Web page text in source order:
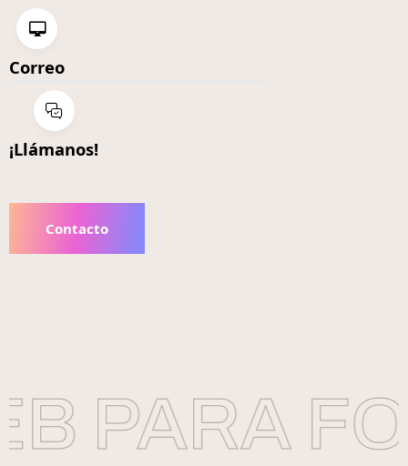
Correo
¡Llámanos!
Contacto
PARA